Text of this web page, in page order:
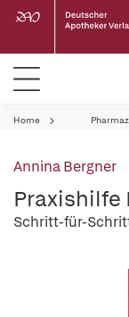
Home
Annina Bergner
Praxishilfe
Schritt-für-